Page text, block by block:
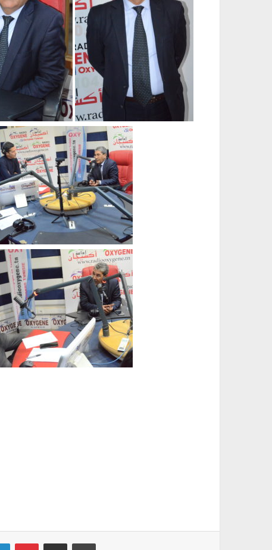
Linkedin Pinterest Partager par email Imprimer